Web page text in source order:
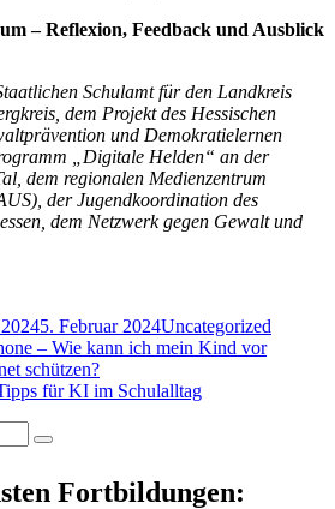
– Reflexion, Feedback und Ausblick
Schulamt für den Landkreis
dem Projekt des Hessischen
und Demokratielernen
„Digitale Helden“ an der
dem regionalen Medienzentrum
der Jugendkoordination des
dem Netzwerk gegen Gewalt und
5. Februar 2024Uncategorized
– Wie kann ich mein Kind vor
schützen?
für KI im Schulalltag
Suchen
Fortbildungen: